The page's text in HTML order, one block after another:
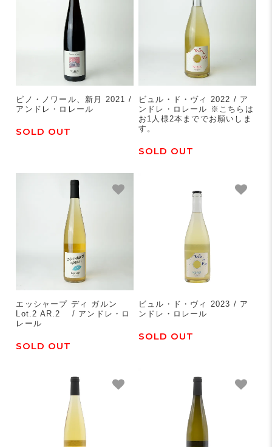
ピノ・ノワール、新月 2021 /
アンドレ・ロレール
SOLD OUT
ビュル・ド・ヴィ 2022 / ア
ンドレ・ロレール ※こちらは
お1人様2本まででお願いしま
す。
SOLD OUT
エッシャープ ディ ガルン
Lot.2 AR.2 / アンドレ・ロ
レール
SOLD OUT
ビュル・ド・ヴィ 2023 / ア
ンドレ・ロレール
SOLD OUT